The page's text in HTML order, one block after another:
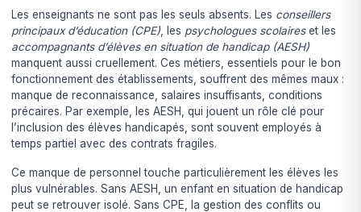
Les enseignants ne sont pas les seuls absents. Les conseillers
principaux d’éducation (CPE) , les psychologues scolaireset les
accompagnants d’élèves en situation de handicap (AESH)
manquent aussi cruellement. Ces métiers, essentiels pour le bon
fonctionnement des établissements, souffrent des mêmes maux :
manque de reconnaissance, salaires insuffisants, conditions
précaires. Par exemple, les AESH, qui jouent un rôle clé pour
l’inclusion des élèves handicapés, sont souvent employés à
temps partiel avec des contrats fragiles.
Ce manque de personnel touche particulièrement les élèves les
plus vulnérables. Sans AESH, un enfant en situation de handicap
peut se retrouver isolé. Sans CPE, la gestion des conflits ou